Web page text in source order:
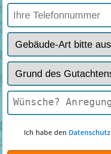
Ich habe den Datenschutz